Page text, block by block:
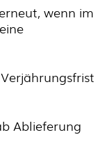
wenn im
Ablieferung